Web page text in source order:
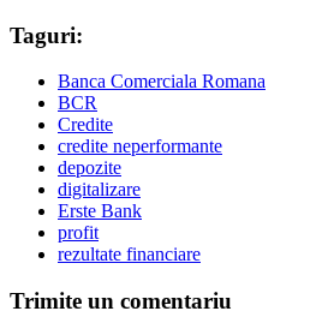
Taguri:
Banca Comerciala Romana
BCR
Credite
credite neperformante
depozite
digitalizare
Erste Bank
profit
rezultate financiare
Trimite un comentariu